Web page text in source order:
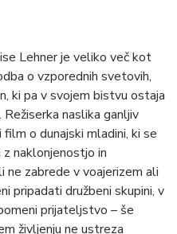
Lehner je veliko več kot
o vzporednih svetovih,
ki pa v svojem bistvu ostaja
naslika ganljiv
o dunajski mladini, ki se
naklonjenostjo in
zabrede v voajerizem ali
pripadati družbeni skupini, v
prijateljstvo – še
življenju ne ustreza